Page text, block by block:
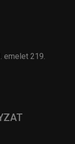
emelet 219.